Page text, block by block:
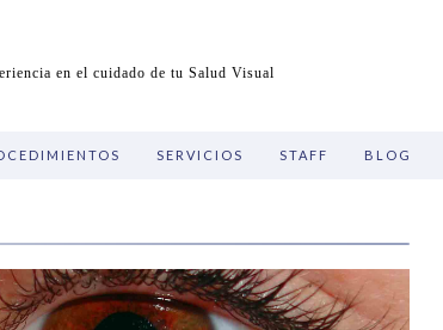
en el cuidado de tu Salud Visual
SERVICIOS STAFF BLOG